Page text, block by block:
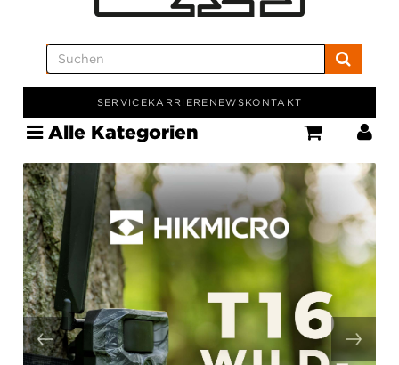
SERVICEKARRIERE NEWSKONTAKT
Alle Kategorien